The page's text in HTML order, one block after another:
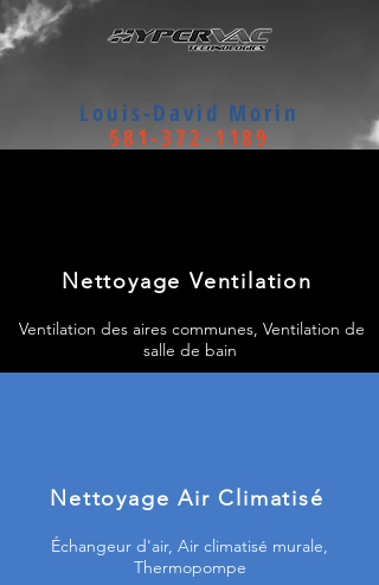
Louis-David Morin
581-372-1189
Nettoyage Ventilation
Ventilation des aires communes, Ventilation de
salle de bain
Nettoyage Air Climatisé
Échangeur d'air, Air climatisé murale,
Thermopompe